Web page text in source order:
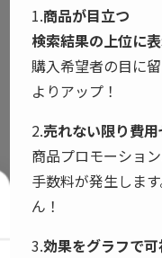
1.商品が目立つ
検索結果の上位に
購入希望者の目に留
よりアップ！
2.売れない限り費用
商品プロモーショ
手数料が発生しま
ん！
3.効果をグラフで